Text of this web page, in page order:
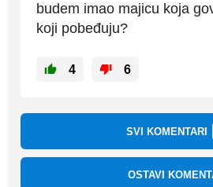
budem imao majicu koja
koji pobeđuju?
4 6
SVI KOMENTARI
OSTAVI